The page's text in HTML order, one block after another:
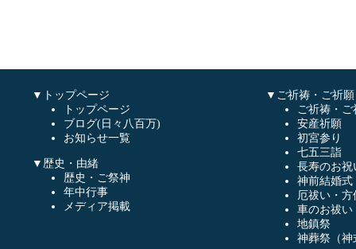
▼トップページ
トップページ
ブログ(日々八百万)
お知らせ一覧
▼歴史・由緒
歴史・ご祭神
年中行事
メディア掲載
▼ご祈祷・ご祈願
ご祈祷・
安産祈願
初宮参り
七五三詣
長寿のお祝
神前結婚式
厄祓い・方
車のお祓い
地鎮祭
神葬祭（神